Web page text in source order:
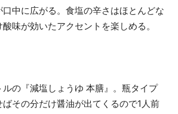
中に広がる。食塩の辛さはほとんどな
味が効いたアクセントを楽しめる。
の『減塩しょうゆ 本膳』。瓶タイプ
その分だけ醤油が出てくるので1人前